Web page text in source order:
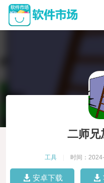
二师兄
工具 时间：
安卓下载